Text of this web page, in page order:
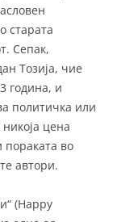
старата
Сепак,
Тозија, чие
година, и
политичка или
цена
пораката во
автори.
(Happy